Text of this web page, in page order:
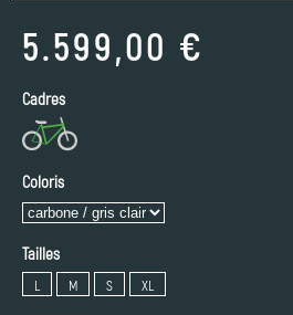
5.599,00 €
Cadres
Coloris
Tailles
L M S XL